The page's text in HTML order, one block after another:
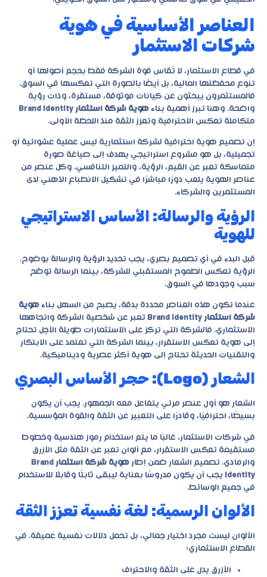
العناصر الأساسية في هوية
شركات الاستثمار
في قطاع الاستثمار، لا تُقاس قوة الشركة فقط بحجم أصولها أو
تنوع محفظتها المالية، بل أيضًا بالصورة التي تعكسها في السوق.
فالمستثمرون يبحثون عن كيانات موثوقة، مستقرة، وذات رؤية
واضحة. وهنا تبرز أهمية بناء هوية شركة استثمار Brand Identity
متكاملة تعكس الاحترافية وتعزز الثقة منذ اللحظة الأولى.
إن تصميم هوية احترافية لشركة استثمارية ليس عملية عشوائية أو
تجميلية، بل هو مشروع استراتيجي يهدف إلى صياغة صورة
متماسكة تعبر عن القيم، الرؤية، والتميز التنافسي. وكل عنصر من
عناصر الهوية يلعب دورًا مباشرًا في تشكيل الانطباع الذهني لدى
المستثمرين والشركاء.
الرؤية والرسالة: الأساس الاستراتيجي
للهوية
قبل البدء في أي تصميم بصري، يجب تحديد الرؤية والرسالة بوضوح.
الرؤية تعكس الطموح المستقبلي للشركة، بينما الرسالة توضّح
سبب وجودها في السوق.
عندما تكون هذه العناصر محددة بدقة، يصبح من السهل بناء هوية
شركة استثمار Brand Identity
تعبر عن شخصية الشركة واتجاهها
الاستثماري. فالشركة التي تركز على الاستثمارات طويلة الأجل تحتاج
إلى هوية تعكس الاستقرار، بينما الشركة التي تعتمد على الابتكار
والتقنيات الحديثة تحتاج إلى هوية أكثر عصرية وديناميكية.
الشعار (Logo): حجر الأساس البصري
الشعار هو أول عنصر مرئي يتفاعل معه الجمهور. يجب أن يكون
بسيطًا، احترافيًا، وقادرًا على التعبير عن الثقة والقوة المؤسسية.
في شركات الاستثمار، غالبًا ما يتم استخدام رموز هندسية وخطوط
مستقيمة تعكس الاستقرار، مع ألوان تعبر عن الثقة مثل الأزرق
والرمادي. تصميم الشعار ضمن إطار
هوية شركة استثمار Brand
Identity يجب أن يكون مدروسًا بعناية ليبقى ثابتًا وقابلًا للاستخدام
في جميع الوسائط.
الألوان الرسمية: لغة نفسية تعزز الثقة
الألوان ليست مجرد اختيار جمالي، بل تحمل دلالات نفسية عميقة. في
القطاع الاستثماري:
الأزرق يدل على الثقة والاحتراف